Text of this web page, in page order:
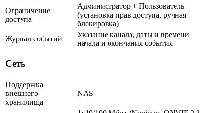
Ограничение
доступа
Администратор + Пользователь
(установка прав доступа, ручная
блокировка)
Журнал событий
Указание канала, даты и времени
начала и окончания события
Сеть
Поддержка
внешнего
хранилища
NAS